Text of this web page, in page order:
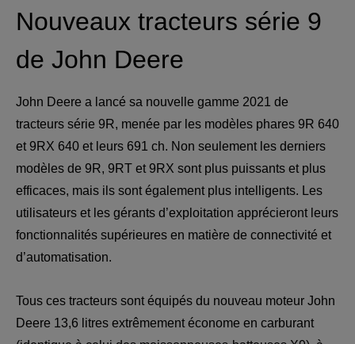
Nouveaux tracteurs série 9
de John Deere
John Deere a lancé sa nouvelle gamme 2021 de
tracteurs série 9R, menée par les modèles phares 9R 640
et 9RX 640 et leurs 691 ch. Non seulement les derniers
modèles de 9R, 9RT et 9RX sont plus puissants et plus
efficaces, mais ils sont également plus intelligents. Les
utilisateurs et les gérants d’exploitation apprécieront leurs
fonctionnalités supérieures en matière de connectivité et
d’automatisation.
Tous ces tracteurs sont équipés du nouveau moteur John
Deere 13,6 litres extrêmement économe en carburant